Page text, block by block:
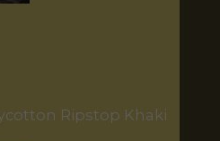
Ripstop Khaki